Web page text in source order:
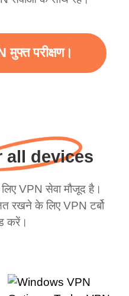
परीक्षण।
all devices
VPN सेवा मौजूद है।
रखने के लिए VPN टर्बो
करें।